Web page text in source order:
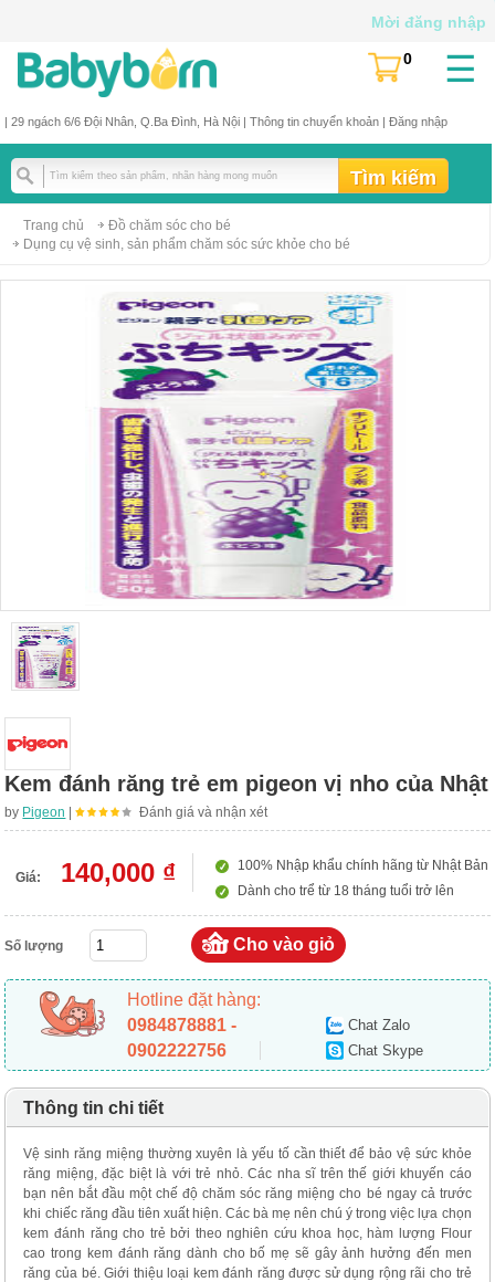
| 29 ngách 6/6 Đội Nhân, Q.Ba Đình, Hà Nội | Thông tin chuyển khoản| Đăng nhập
☰
(
0
Mời đăng nhập
Trang chủ
Đồ chăm sóc cho bé
Dụng cụ vệ sinh, sản phẩm chăm sóc sức khỏe cho bé
Kem đánh răng trẻ em pigeon vị nho của Nhật
by Pigeon | Đánh giá và nhận xét
Giá: 140,000 ₫
100% Nhập khẩu chính hãng từ Nhật Bản
Dành cho trể từ 18 tháng tuổi trở lên
Số lượng
Hotline đặt hàng:
0984878881 -
0902222756
Chat Zalo
Chat Skype
Thông tin chi tiết
Vệ sinh răng miệng thường xuyên là yếu tố cần thiết để bảo vệ sức khỏe
răng miệng, đặc biệt là với trẻ nhỏ. Các nha sĩ trên thế giới khuyến cáo
bạn nên bắt đầu một chế độ chăm sóc răng miệng cho bé ngay cả trước
khi chiếc răng đầu tiên xuất hiện. Các bà mẹ nên chú ý trong việc lựa chọn
kem đánh răng cho trẻ bởi theo nghiên cứu khoa học, hàm lượng Flour
cao trong kem đánh răng dành cho bố mẹ sẽ gây ảnh hưởng đến men
răng của bé. Giới thiệu loại kem đánh răng được sử dụng rộng rãi cho trẻ